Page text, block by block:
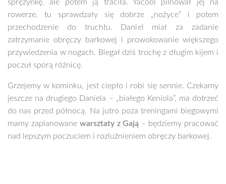
sprężynkę, ale potem ją traciła. Yacool pilnował jej na
rowerze, tu sprawdzały się dobrze „nożyce” i potem
przechodzenie do truchtu. Daniel miał za zadanie
zatrzymanie obręczy barkowej i prowokowanie większego
przywiedzenia w nogach. Biegał dziś trochę z długim kijem i
poczuł sporą różnicę.
Grzejemy w kominku, jest ciepło i robi się sennie. Czekamy
jeszcze na drugiego Daniela – „białego Keniola”, ma dotrzeć
do nas przed północą. Na jutro poza treningami biegowymi
mamy zaplanowane warsztaty z Gają – będziemy pracować
nad lepszym poczuciem i rozluźnieniem obręczy barkowej.